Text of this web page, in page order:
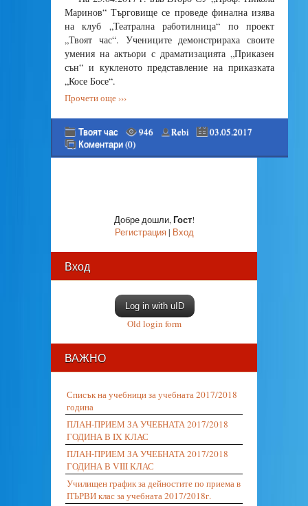
Маринов“ Търговище се проведе финална изява
на клуб „Театрална работилница“ по проект
„Твоят час“. Учениците демонстрираха своите
умения на актьори с драматизацията „Приказен
сън“ и кукленото представление на приказката
„Косе Босе“.
Прочети още ›››
Твоят час 946 Rebi
03.05.2017
Коментари (0)
Добре дошли,Гост!
Регистрация| Вход
Вход
Log in with uID
Old login form
ВАЖНО
Списък на учебници за учебната 2017/2018
година
ПЛАН-ПРИЕМ ЗА УЧЕБНАТА 2017/2018
ГОДИНА В IX КЛАС
ПЛАН-ПРИЕМ ЗА УЧЕБНАТА 2017/2018
ГОДИНА В VIII КЛАС
Училищен график за дейностите по приема в
ПЪРВИ клас за учебната 2017/2018г.